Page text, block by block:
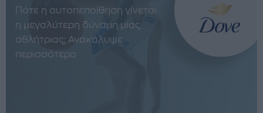
Πότε η αυτοπεποίθηση γίνεται
η μεγαλύτερη δύναμη μίας
αθλήτριας; Ανακάλυψε
περισσότερα